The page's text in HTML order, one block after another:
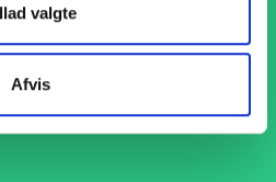
valgte
Afvis
4 dage sikrer vi, at dine
Vi står klar til at levere
holde dit produktionsflow